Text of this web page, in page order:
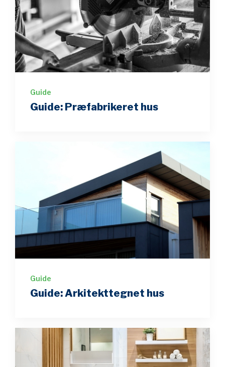
Guide
Guide: Præfabrikeret hus
Guide
Guide: Arkitekttegnet hus